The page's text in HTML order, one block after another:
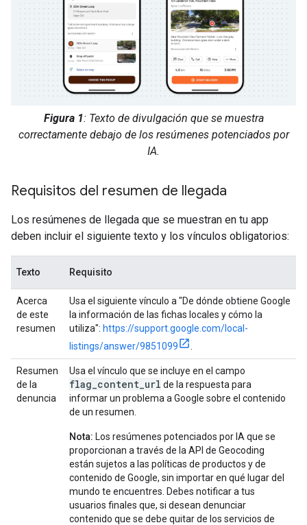
Figura 1: Texto de divulgación que se muestra
correctamente debajo de los resúmenes potenciados por
IA.
Requisitos del resumen de llegada
Los resúmenes de llegada que se muestran en tu app
deben incluir el siguiente texto y los vínculos obligatorios:
Texto Requisito
Acerca
de este
resumen
Usa el siguiente vínculo a "De dónde obtiene Google
la información de las fichas locales y cómo la
utiliza": https://support.google.com/local-
listings/answer/9851099
Resumen
de la
denuncia
Usa el vínculo que se incluye en el campo
flag_content_url de la respuesta para
informar un problema a Google sobre el contenido
de un resumen.
Nota: Los resúmenes potenciados por IA que se
proporcionan a través de la API de Geocoding
están sujetos a las políticas de productos y de
contenido de Google, sin importar en qué lugar del
mundo te encuentres. Debes notificar a tus
usuarios finales que, si desean denunciar
contenido que se debe quitar de los servicios de